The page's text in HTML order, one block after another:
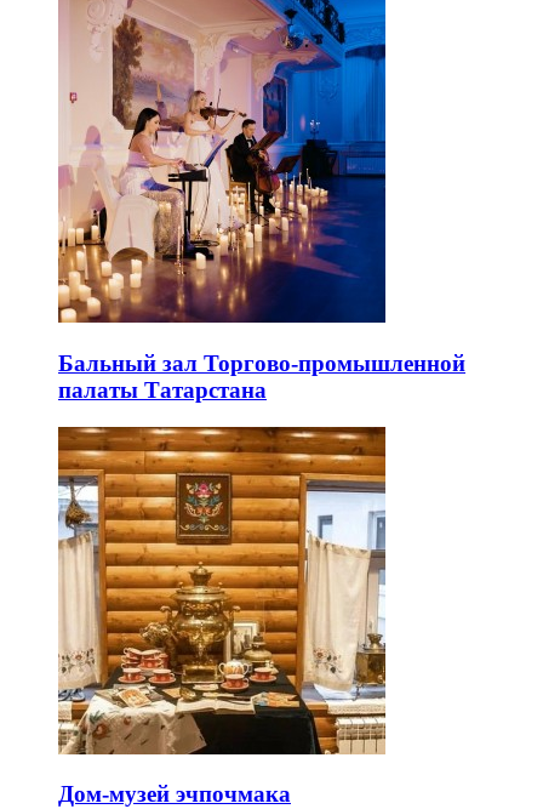
Бальный зал Торгово-промышленной
палаты Татарстана
Дом-музей эчпочмака